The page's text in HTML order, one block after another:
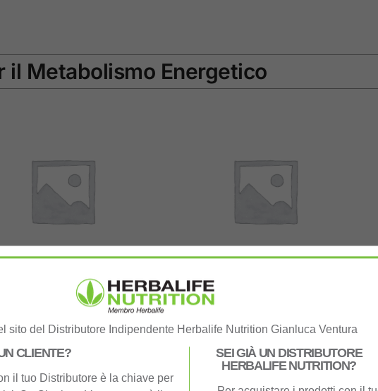
sito del Distributore Indipendente Herbalife Nutrition Gianluca Ventura
CLIENTE?
il tuo Distributore è la chiave per
SEI GIÀ UN DISTRIBUTORE
HERBALIFE NUTRITION?
il Metabolismo Energetico
Energia Mentale Per il Metabolismo Energetico